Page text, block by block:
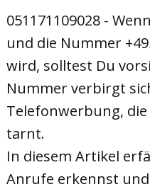
051171109028 -
und die Nummer
wird, solltest Du
Nummer verbirgt
Telefonwerbung,
tarnt.
In diesem Artikel
Anrufe erkennst